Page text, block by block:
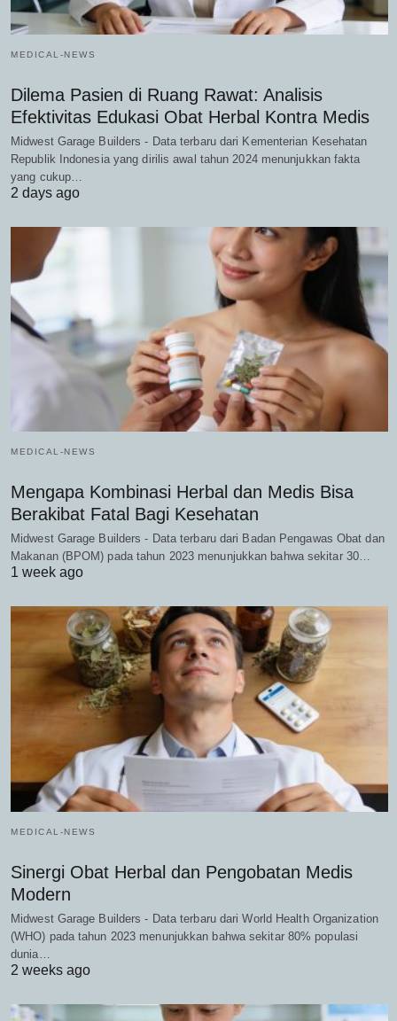
MEDICAL-NEWS
Dilema Pasien di Ruang Rawat: Analisis
Efektivitas Edukasi Obat Herbal Kontra Medis
Midwest Garage Builders - Data terbaru dari Kementerian Kesehatan
Republik Indonesia yang dirilis awal tahun 2024 menunjukkan fakta
yang cukup…
2 days ago
MEDICAL-NEWS
Mengapa Kombinasi Herbal dan Medis Bisa
Berakibat Fatal Bagi Kesehatan
Midwest Garage Builders - Data terbaru dari Badan Pengawas Obat dan
Makanan (BPOM) pada tahun 2023 menunjukkan bahwa sekitar 30…
1 week ago
MEDICAL-NEWS
Sinergi Obat Herbal dan Pengobatan Medis
Modern
Midwest Garage Builders - Data terbaru dari World Health Organization
(WHO) pada tahun 2023 menunjukkan bahwa sekitar 80% populasi
dunia…
2 weeks ago